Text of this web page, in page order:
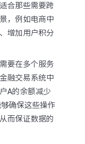
合那些需要跨
，例如电商中
增加用户积分
要在多个服务
融交易系统中
A的余额减少
确保这些操作
而保证数据的